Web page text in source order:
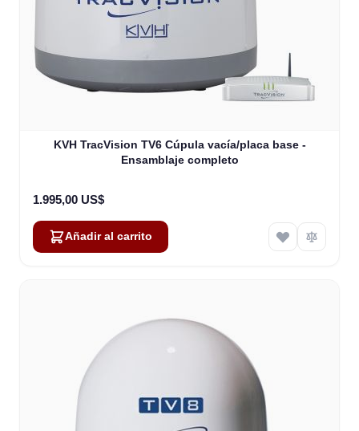
KVH TracVision TV6 Cúpula vacía/placa base -
Ensamblaje completo
1.995,00 US$
Añadir al carrito